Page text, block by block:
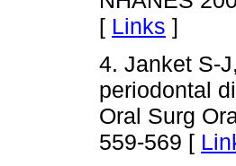
[ Links ]
4. Janket S-
periodontal
Oral Surg
559-569 [